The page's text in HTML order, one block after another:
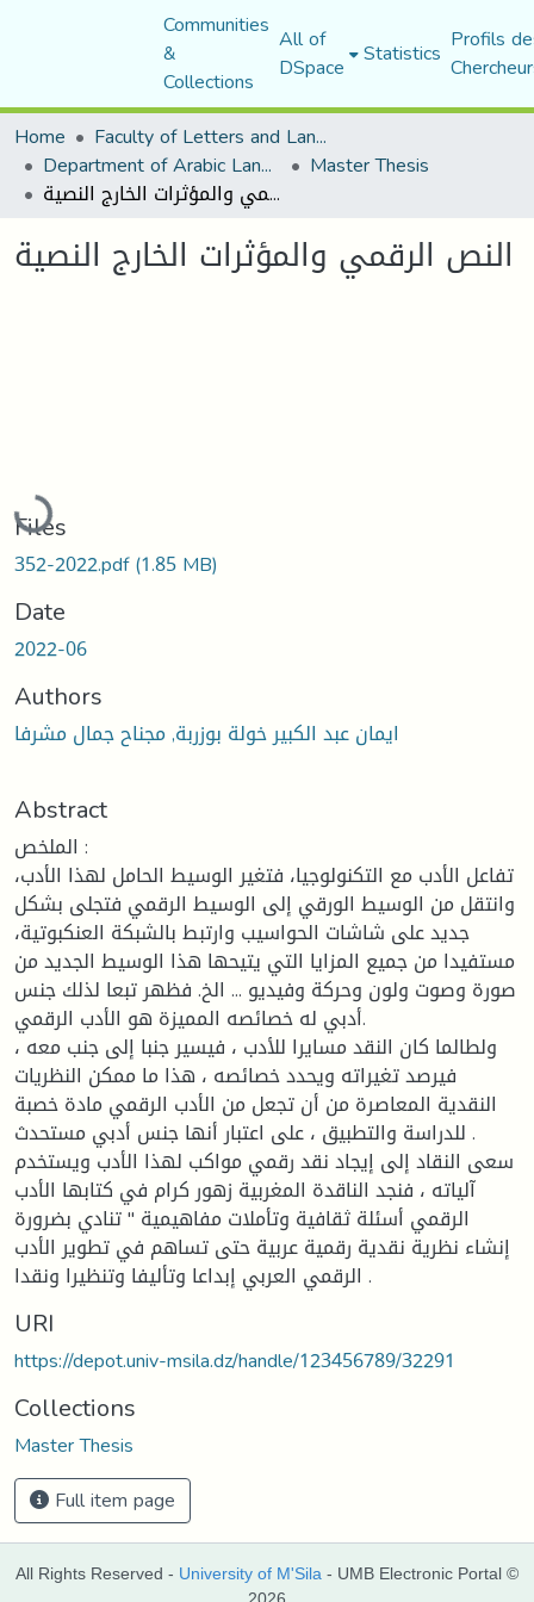
Communities
&
Collections
All of
DSpace Statistics Profils
Home
Faculty of Letters and Languages
Department of Arabic Language and Literature Master Thesis
النص الرقمي والمؤثرات الخارج النصية
النص الرقمي والمؤثرات الخارج النصية
Loading...
Files
352-2022.pdf(1.85 MB)
Date
2022-06
Authors
ايمان عبد الكبير خولة بوزربة, مجناح جمال مشرفا
Abstract
الملخص :
تفاعل الأدب مع التكنولوجيا، فتغير الوسيط الحامل لهذا الأدب،
وانتقل من الوسيط الورقي إلى الوسيط الرقمي فتجلى بشكل
جديد على شاشات الحواسيب وارتبط بالشبكة العنكبوتية،
مستفيدا من جميع المزايا التي يتيحها هذا الوسيط الجديد من
صورة وصوت ولون وحركة وفيديو ... الخ. فظهر تبعا لذلك جنس
أدبي له خصائصه المميزة هو الأدب الرقمي.
ولطالما كان النقد مسايرا للأدب ، فيسير جنبا إلى جنب معه ،
فيرصد تغيراته ويحدد خصائصه ، هذا ما ممكن النظريات
النقدية المعاصرة من أن تجعل من الأدب الرقمي مادة خصبة
للدراسة والتطبيق ، على اعتبار أنها جنس أدبي مستحدث .
سعى النقاد إلى إيجاد نقد رقمي مواكب لهذا الأدب ويستخدم
آلياته ، فنجد الناقدة المغربية زهور كرام في كتابها الأدب
الرقمي أسئلة ثقافية وتأملات مفاهيمية " تنادي بضرورة
إنشاء نظرية نقدية رقمية عربية حتى تساهم في تطوير الأدب
الرقمي العربي إبداعا وتأليفا وتنظيرا ونقدا .
URI
https://depot.univ-msila.dz/handle/123456789/32291
Collections
Master Thesis
Full item page
All Rights Reserved - University of M'Sila - UMB Electronic Portal ©